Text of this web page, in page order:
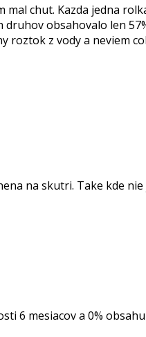
chut. Kazda jedna
obsahovalo len
z vody a neviem
na skutri. Take kde
6 mesiacov a 0%